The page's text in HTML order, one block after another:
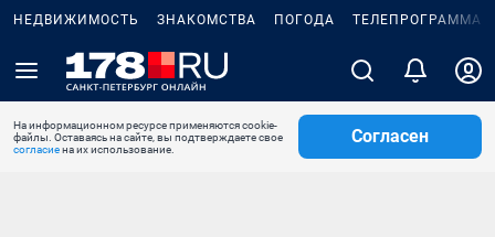
НЕДВИЖИМОСТЬ ЗНАКОМСТВА ПОГОДА ТЕЛЕПРОГРАММА
На информационном ресурсе применяются cookie-
файлы. Оставаясь на сайте, вы подтверждаете свое
согласиена их использование.
Согласен